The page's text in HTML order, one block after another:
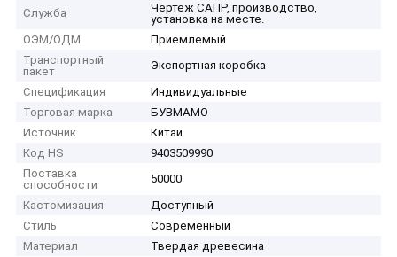
Служба
Чертеж САПР, производство,
установка на месте.
ОЭМ/ОДМ
Приемлемый
Транспортный
пакет
Экспортная коробка
Спецификация
Индивидуальные
Торговая марка
БУВМАМО
Источник
Китай
Код HS
9403509990
Поставка
способности
50000
Кастомизация
Доступный
Стиль
Современный
Материал
Твердая древесина